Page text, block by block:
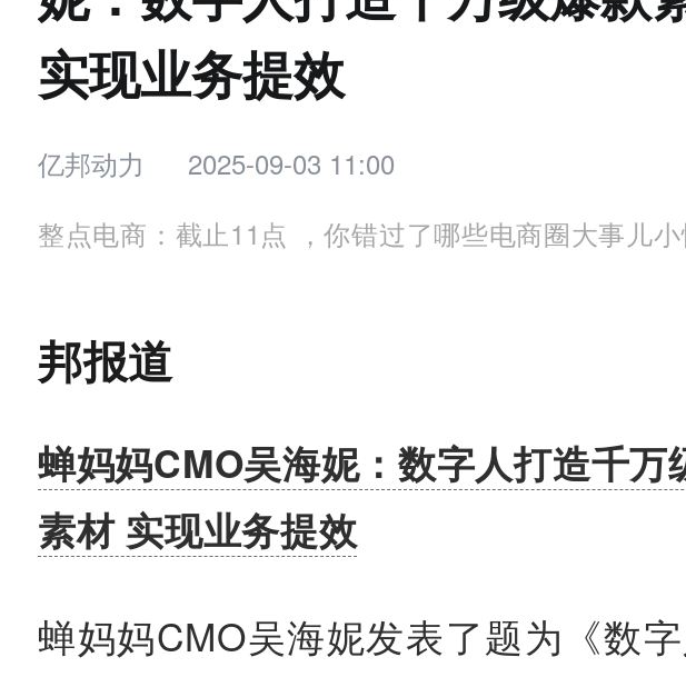
实现业务提效
亿邦动力
2025-09-03 11:00
整点电商：截止11点 ，你错过了哪些电商圈大事儿
邦报道
蝉妈妈CMO吴海妮：数字人打造千万
素材 实现业务提效
蝉妈妈CMO吴海妮发表了题为《数